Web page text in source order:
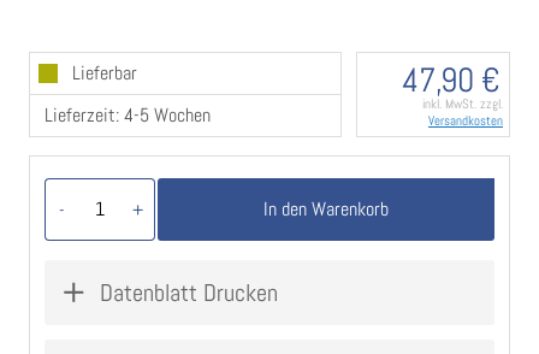
Lieferbar
Lieferzeit: 4-5 Wochen
47,90 €
inkl. MwSt. zzgl.
Versandkosten
- + In den Warenkorb
Datenblatt Drucken